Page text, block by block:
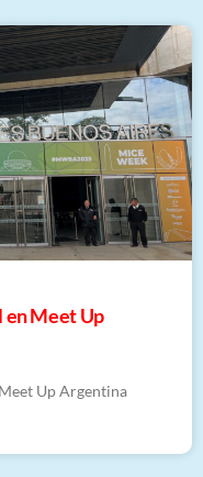
en Meet Up
Up Argentina